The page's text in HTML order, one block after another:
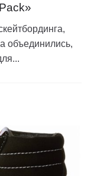
объединились,